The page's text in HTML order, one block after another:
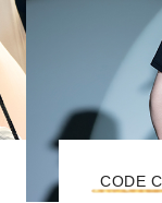
CODE